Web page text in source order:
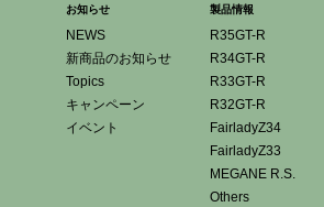
お知らせ
NEWS
新商品のお知らせ
Topics
キャンペーン
イベント
製品情報
R35GT-R
R34GT-R
R33GT-R
R32GT-R
FairladyZ34
FairladyZ33
MEGANE R.S.
Others